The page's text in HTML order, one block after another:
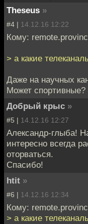
Theseus »
#4 | 14.12.16 12:22
Кому:
> а какие
Даже на научных
Может спортивные?
Добрый крыс »
#5 | 14.12.16 12:27
Александр-глыба!
интересно всегда
оторваться.
Спасибо!
htit »
#6 | 14.12.16 12:34
Кому:
> а какие